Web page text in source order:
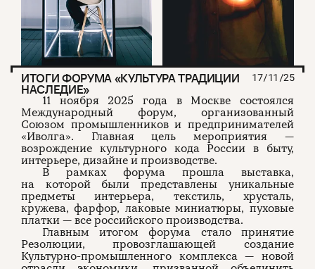
ИТОГИ ФОРУМА «КУЛЬТУРА ТРАДИЦИИ
НАСЛЕДИЕ»
17/11/25
11 ноября 2025 года в Москве состоялся
Международный форум, организованный
Союзом промышленников и предпринимателей
«Иволга». Главная цель мероприятия —
возрождение культурного кода России в быту,
интерьере, дизайне и производстве.
В рамках форума прошла выставка,
на которой были представлены уникальные
предметы интерьера, текстиль, хрусталь,
кружева, фарфор, лаковые миниатюры, пуховые
платки — все российского производства.
Главным итогом форума стало принятие
Резолюции, провозглашающей создание
Культурно-промышленного комплекса — новой